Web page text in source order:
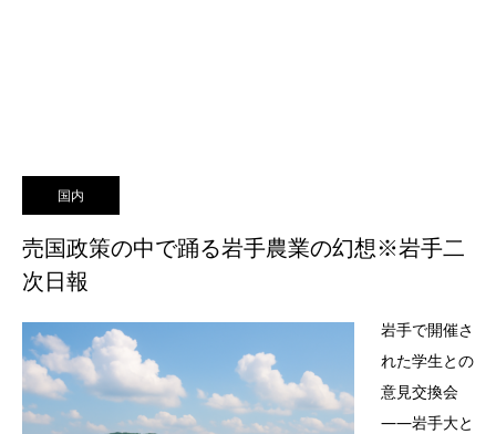
国内
売国政策の中で踊る岩手農業の幻想※岩手二
次日報
岩手で開催さ
れた学生との
意見交換会
――岩手大と